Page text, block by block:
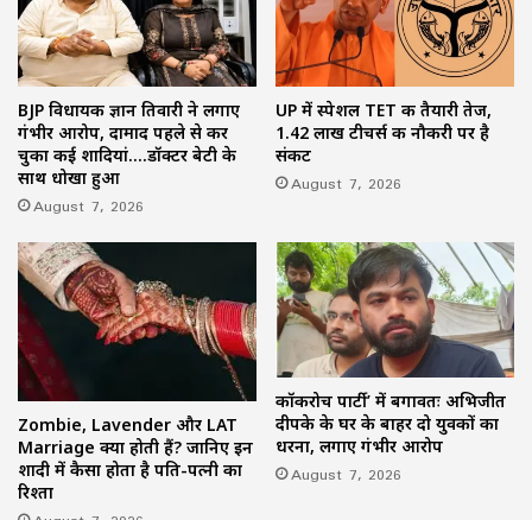
BJP विधायक ज्ञान तिवारी ने लगाए
गंभीर आरोप, दामाद पहले से कर
चुका कई शादियां….डॉक्टर बेटी के
साथ धोखा हुआ
August 7, 2026
UP में स्पेशल TET की तैयारी तेज,
1.42 लाख टीचर्स की नौकरी पर है
संकट
August 7, 2026
Zombie, Lavender और LAT
Marriage क्या होती हैं? जानिए इन
शादी में कैसा होता है पति-पत्नी का
रिश्ता
कॉकरोच पार्टी’ में बगावतः अभिजीत
दीपके के घर के बाहर दो युवकों का
धरना, लगाए गंभीर आरोप
August 7, 2026